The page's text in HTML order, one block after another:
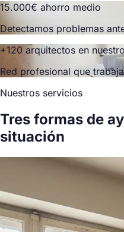
15.000€ ahorro medio
Detectamos problemas
+120 arquitectos en
Red profesional que
Nuestros servicios
Tres formas de
situación